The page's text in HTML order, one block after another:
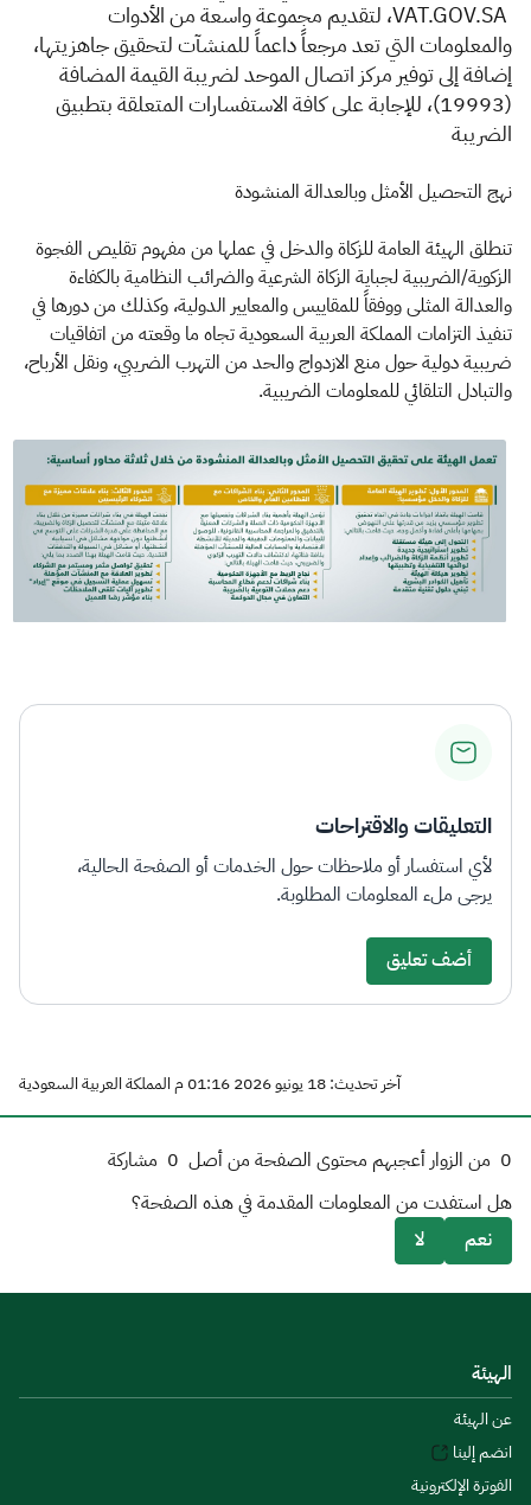
‏VAT.GOV.SA ‎، لتقديم ‏مجموعة واسعة من الأدوات
والمعلومات التي تعد مرجعاً داعم‍اً للمنشآت لتحقيق جاهزيتها،
إضافة إلى توفير مركز اتصال الموحد ‏لضريبة القيمة المضافة
(19993)، للإجابة على كافة الاستفسارات المتعلقة بتطبيق
الضريبة
نهج التحصيل الأمثل وبالعدالة المنشودة
تنطلق الهيئة العامة للزكاة والدخل في عملها من مفهوم تقليص الفجوة
الزكوية/الضريبية لجباية الزكاة الشرعية والضرائب ‏النظامية بالكفاءة
والعدالة المثلى ووفقاً للمقاييس والمعايير الدولية، وكذلك من دورها في
تنفيذ التزامات المملكة العربية السعودية ‏تجاه ما وقعته من اتفاقيات
ضريبية دولية حول منع الازدواج والحد من التهرب الضريبي، ونقل الأرباح،
والتبادل التلقائي ‏للمعلومات الضريبية.‏​
التعليقات والاقتراحات
لأي استفسار أو ملاحظات حول الخدمات أو الصفحة الحالية،
يرجى ملء المعلومات المطلوبة.
أضف تعليق
آخر تحديث: 18 يونيو 2026 01:16 م المملكة العربية السعودية
0 من الزوار أعجبهم محتوى الصفحة من أصل 0 مشاركة
هل استفدت من المعلومات المقدمة في هذه الصفحة؟
نعم
لا
الهيئة
عن الهيئة
انضم إلينا
الفوترة الإلكترونية